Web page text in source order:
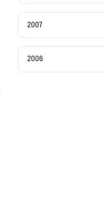
2007
2006